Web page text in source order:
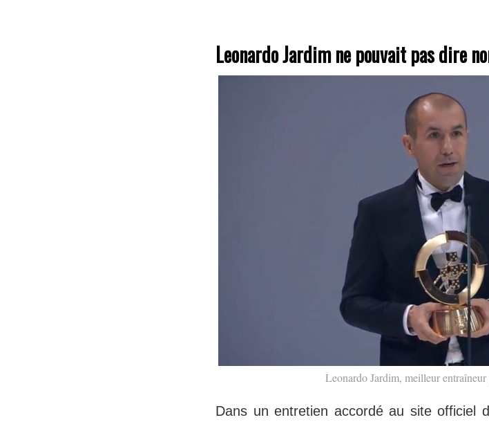
Leonardo Jardim ne pouvait pas dire
Leonardo Jardim, meilleur
Dans un entretien accordé au site officiel